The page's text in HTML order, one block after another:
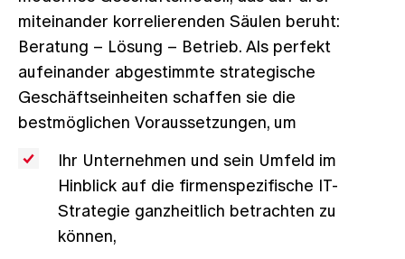
miteinander korrelierenden Säulen beruht:
Beratung – Lösung – Betrieb. Als perfekt
aufeinander abgestimmte strategische
Geschäftseinheiten schaffen sie die
bestmöglichen Voraussetzungen, um
Ihr Unternehmen und sein Umfeld im
Hinblick auf die firmenspezifische IT-
Strategie ganzheitlich betrachten zu
können,